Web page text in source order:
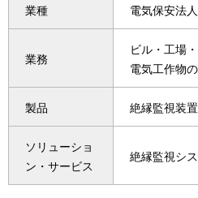
v
g
ビ
ゲ
ー
シ
ン
業種 電気保安法人
業務
ビル・工場
電気工作物
製品 絶縁監視装
ソリューショ
ン・サービス
絶縁監視シ